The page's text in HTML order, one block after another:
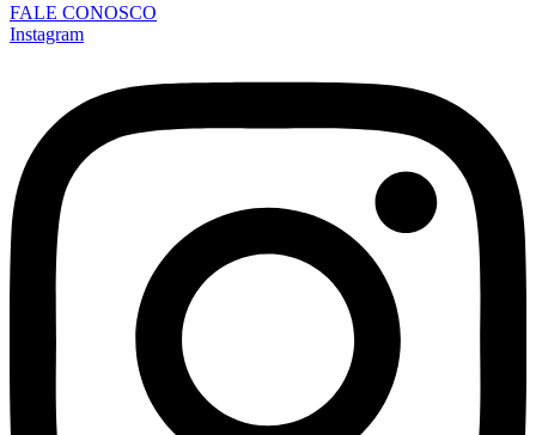
FALE CONOSCO
Instagram